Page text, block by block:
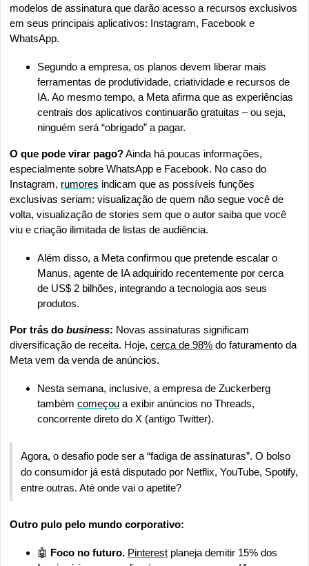
modelos de assinatura que darão acesso a recursos exclusivos
em seus principais aplicativos: Instagram, Facebook e
WhatsApp.
Segundo a empresa, os planos devem liberar mais
ferramentas de produtividade, criatividade e recursos de
IA. Ao mesmo tempo, a Meta afirma que as experiências
centrais dos aplicativos continuarão gratuitas – ou seja,
ninguém será “obrigado” a pagar.
O que pode virar pago? Ainda há poucas informações,
especialmente sobre WhatsApp e Facebook. No caso do
Instagram, rumores indicam que as possíveis funções
exclusivas seriam: visualização de quem não segue você de
volta, visualização de stories sem que o autor saiba que você
viu e criação ilimitada de listas de audiência.
Além disso, a Meta confirmou que pretende escalar o
Manus, agente de IA adquirido recentemente por cerca
de US$ 2 bilhões, integrando a tecnologia aos seus
produtos.
Por trás do business: Novas assinaturas significam
diversificação de receita. Hoje, cerca de 98% do faturamento da
Meta vem da venda de anúncios.
Nesta semana, inclusive, a empresa de Zuckerberg
também começou a exibir anúncios no Threads,
concorrente direto do X (antigo Twitter).
Agora, o desafio pode ser a “fadiga de assinaturas”. O bolso
do consumidor já está disputado por Netflix, YouTube, Spotify,
entre outras. Até onde vai o apetite?
Outro pulo pelo mundo corporativo:
🤖 Foco no futuro. Pinterest planeja demitir 15% dos